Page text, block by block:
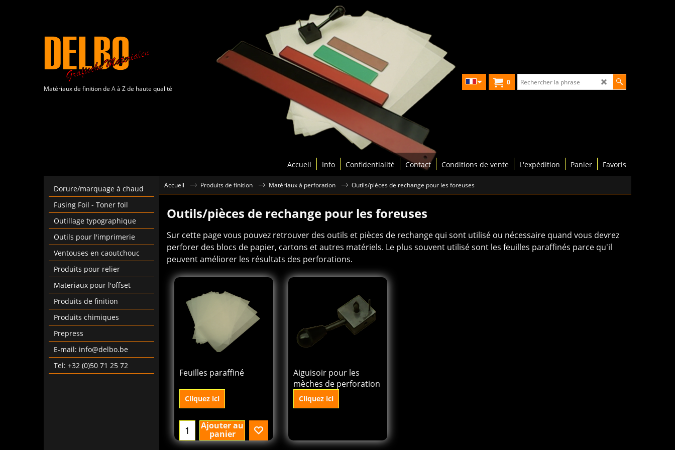
Matériaux de finition de A à Z de haute qualité
0
Accueil Info Confidentialité Contact Conditions de vente L'expédition Panier Favoris
Dorure/marquage à chaud
Fusing Foil - Toner foil
Outillage typographique
Outils pour l'imprimerie
Ventouses en caoutchouc
Produits pour relier
Materiaux pour l'offset
Produits de finition
Produits chimiques
Prepress
E-mail: info@delbo.be
Tel: +32 (0)50 71 25 72
Accueil Produits de finition Matériaux à perforation Outils/pièces de rechange pour les foreuses
Outils/pièces de rechange pour les foreuses
Sur cette page vous pouvez retrouver des outils et pièces de rechange qui sont utilisé ou nécessaire quand vous devrez
perforer des blocs de papier, cartons et autres matériels. Le plus souvent utilisé sont les feuilles paraffinés parce qu'il
peuvent améliorer les résultats des perforations.
excl.BTW
Feuilles paraffiné
Cliquez ici
Ajouter au
excl.BTW
Aiguisoir pour les
mèches de perforation